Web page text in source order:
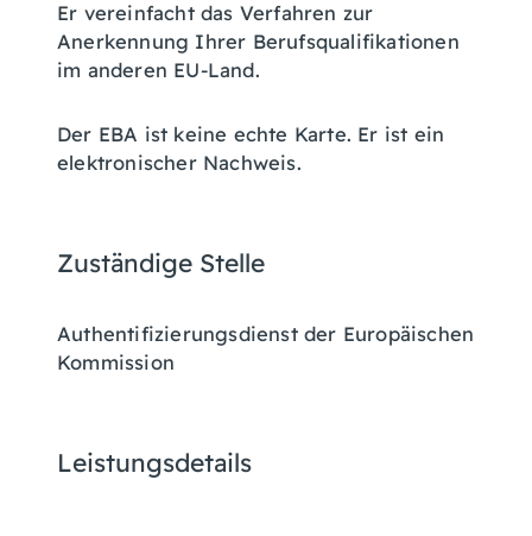
Er vereinfacht das Verfahren zur
Anerkennung Ihrer Berufsqualifikationen
im anderen EU-Land.
Der EBA ist keine echte Karte. Er ist ein
elektronischer Nachweis.
Zuständige Stelle
Authentifizierungsdienst der Europäischen
Kommission
Leistungsdetails